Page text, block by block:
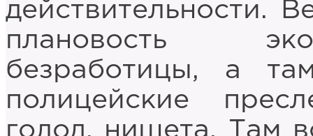
действительности.
плановость
безработицы, а
полицейские
голод, нищета. Там